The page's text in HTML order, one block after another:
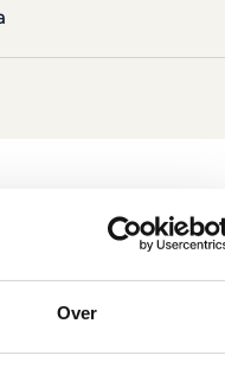
Over